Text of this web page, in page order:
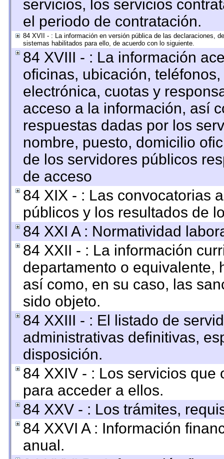
servicios, los servicios
el periodo de contratación.
84 XVII - : La información en versión pública de las declaraciones,
sistemas habilitados para ello, de acuerdo con lo siguiente.
84 XVIII - : La información
oficinas, ubicación,
electrónica, cuotas y
acceso a la información, así
respuestas dadas por los
nombre, puesto, domicilio
de los servidores públicos
de acceso
84 XIX - : Las convocatorias
públicos y los resultados de
84 XXI A : Normatividad
84 XXII - : La información
departamento o equivalente,
así como, en su caso, las
sido objeto.
84 XXIII - : El listado de
administrativas definitivas,
disposición.
84 XXIV - : Los servicios
para acceder a ellos.
84 XXV - : Los trámites,
84 XXVI A : Información
anual.